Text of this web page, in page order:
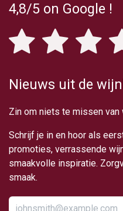
4,8/5 on Google !
Nieuws uit de
Zin om niets te missen
Schrijf je in en hoor als
promoties, verrassende
smaakvolle inspiratie.
smaak.